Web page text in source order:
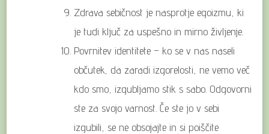
Zdrava sebičnost je nasprotje egoizmu, ki
je tudi ključ za uspešno in mirno življenje.
Povrnitev identitete – ko se v nas naseli
občutek, da zaradi izgorelosti, ne vemo več
kdo smo, izgubljamo stik s sabo. Odgovorni
ste za svojo varnost. Če ste jo v sebi
izgubili, se ne obsojajte in si poiščite